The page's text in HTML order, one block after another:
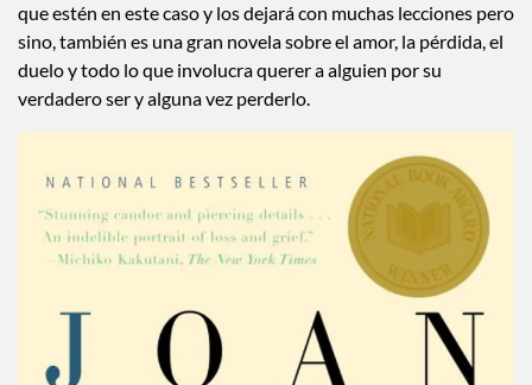
que estén en este caso y los dejará con muchas lecciones pero
sino, también es una gran novela sobre el amor, la pérdida, el
duelo y todo lo que involucra querer a alguien por su
verdadero ser y alguna vez perderlo.